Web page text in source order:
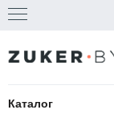
Каталог